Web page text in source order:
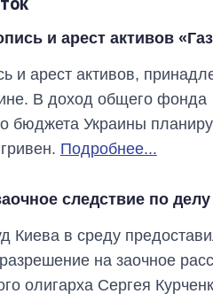
и арест активов
и арест активов,
В доход общего фонда
бюджета Украины
Подробнее...
следствие по
Киева в среду
на заочное
олигарха Сергея